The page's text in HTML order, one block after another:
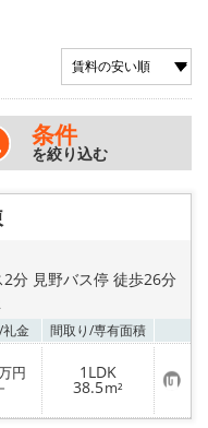
条件
を絞り込む
2分 見野バス停 徒歩26分
礼金 間取り/専有面積
円 1LDK
38.5m² お
気
に